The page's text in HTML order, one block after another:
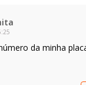
da minha